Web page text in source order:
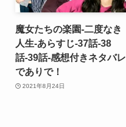
魔女たちの楽園-二度なき
人生-あらすじ-37話-38
話-39話-感想付きネタバレ
でありで！
2021年8月24日